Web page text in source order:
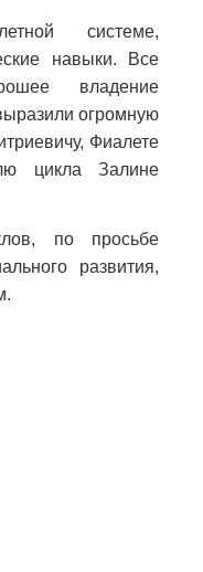
системе,
навыки. Все
владение
огромную
Фиалете
цикла Залине
по просьбе
развития,